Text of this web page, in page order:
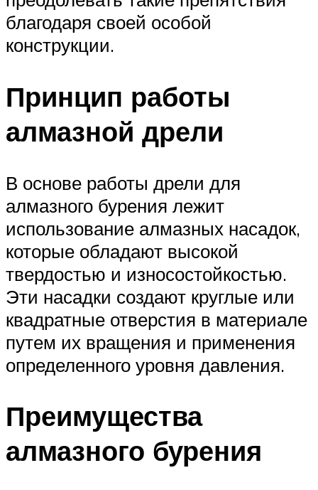
благодаря своей особой
конструкции.
Принцип работы
алмазной дрели
В основе работы дрели для
алмазного бурения лежит
использование алмазных насадок,
которые обладают высокой
твердостью и износостойкостью.
Эти насадки создают круглые или
квадратные отверстия в материале
путем их вращения и применения
определенного уровня давления.
Преимущества
алмазного бурения